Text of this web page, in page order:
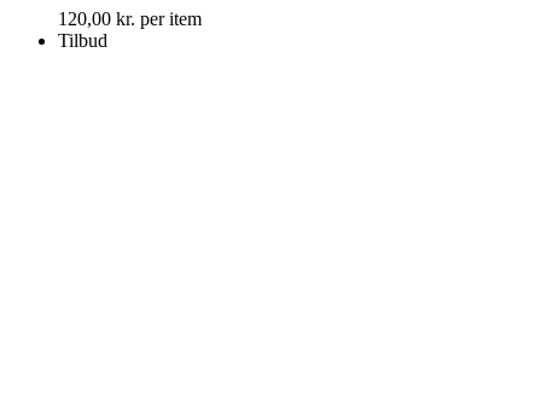
120,00 kr. per item
Tilbud